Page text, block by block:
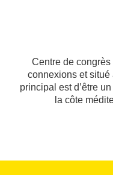
Centre de congrès
connexions et situé
principal est d’être
la côte